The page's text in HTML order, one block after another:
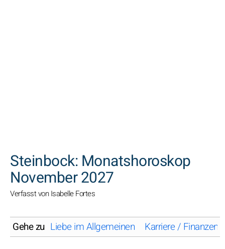
Steinbock: Monatshoroskop
November 2027
Verfasst von Isabelle Fortes
Gehe zu Liebe im Allgemeinen Karriere / Finanzen